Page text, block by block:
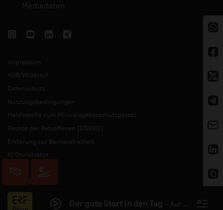
Mediadaten
Impressum
AGB/Widerruf
Datenschutz
Nutzungsbedingungen
Meldestelle zum Hinweisgeberschutzgesetz
Rechte der Betroffenen (DSGVO)
Erklärung zur Barrierefreiheit
KI Grundsätze
© 2026 ERF
Der gute Start in den Tag – Aufgeweckt